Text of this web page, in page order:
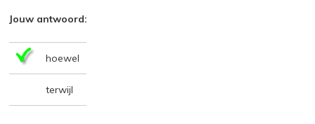
Jouw antwoord:
hoewel
terwijl